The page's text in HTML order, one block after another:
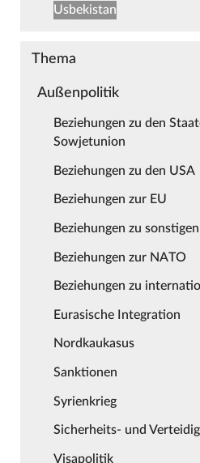
Usbekistan
Thema
Außenpolitik
Beziehungen zu den
Sowjetunion
Beziehungen zu den USA
Beziehungen zur EU
Beziehungen zu
Beziehungen zur NATO
Beziehungen zu
Eurasische Integration
Nordkaukasus
Sanktionen
Syrienkrieg
Sicherheits- und
Visapolitik